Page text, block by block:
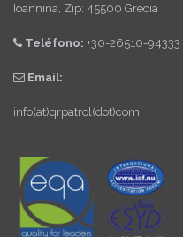
Ioannina, Zip: 45500 Grecia
Teléfono: +30-26510-94333
Email:
info(at)qrpatrol(dot)com